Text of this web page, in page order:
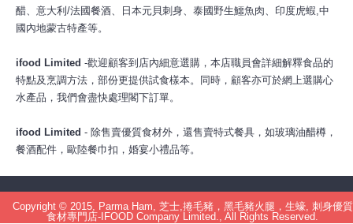
醋、意大利/法國餐酒、日本元貝刺身、泰國野生鱷魚肉、印度虎蝦,中
國內地蒙古特產等。
ifood Limited -歡迎顧客到店內細意選購，本店職員會詳細解釋食品的
特點及烹調方法，部份更提供試食樣本。同時，顧客亦可於網上選購心
水產品，我們會盡快處理閣下訂單。
ifood Limited - 除售賣優質食材外，還售賣特式餐具，如玻璃油醋樽，
餐酒配件，歐陸餐巾扣，婚宴小禮品等。
Copyright © 2015, Parma Ham, 芝士,捲毛豬，黑毛豬火腿，生蠔, 刺身優質
食材專門店-IFOOD Company Limited., All Rights Reserved.